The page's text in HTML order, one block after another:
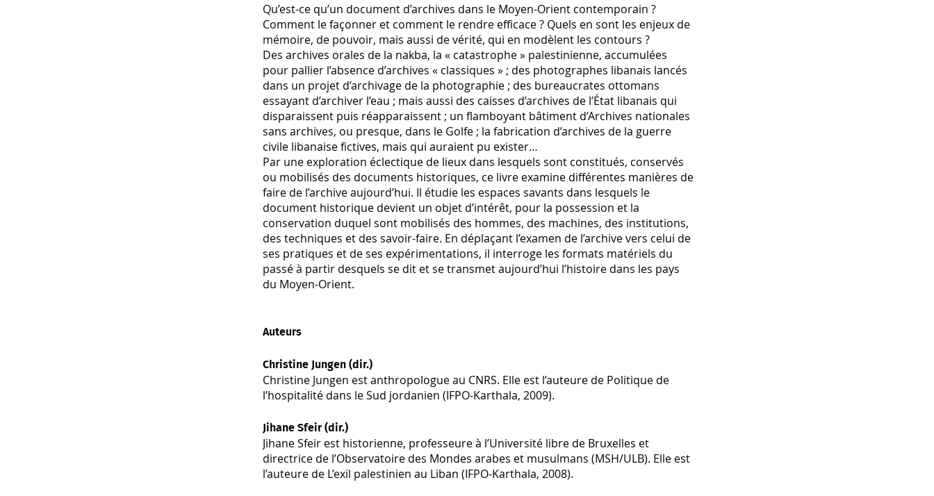
Qu’est-ce qu’un document d’archives dans le Moyen-Orient contemporain ?
Comment le façonner et comment le rendre efficace ? Quels en sont les enjeux de
mémoire, de pouvoir, mais aussi de vérité, qui en modèlent les contours ?
Des archives orales de la nakba, la « catastrophe » palestinienne, accumulées
pour pallier l’absence d’archives « classiques » ; des photographes libanais lancés
dans un projet d’archivage de la photographie ; des bureaucrates ottomans
essayant d’archiver l’eau ; mais aussi des caisses d’archives de l’État libanais qui
disparaissent puis réapparaissent ; un flamboyant bâtiment d’Archives nationales
sans archives, ou presque, dans le Golfe ; la fabrication d’archives de la guerre
civile libanaise fictives, mais qui auraient pu exister…
Par une exploration éclectique de lieux dans lesquels sont constitués, conservés
ou mobilisés des documents historiques, ce livre examine différentes manières de
faire de l’archive aujourd’hui. Il étudie les espaces savants dans lesquels le
document historique devient un objet d’intérêt, pour la possession et la
conservation duquel sont mobilisés des hommes, des machines, des institutions,
des techniques et des savoir-faire. En déplaçant l’examen de l’archive vers celui de
ses pratiques et de ses expérimentations, il interroge les formats matériels du
passé à partir desquels se dit et se transmet aujourd’hui l’histoire dans les pays
du Moyen-Orient.
Auteurs
Christine Jungen (dir.)
Christine Jungen est anthropologue au CNRS. Elle est l’auteure de Politique de
l’hospitalité dans le Sud jordanien (IFPO-Karthala, 2009).
Jihane Sfeir (dir.)
Jihane Sfeir est historienne, professeure à l’Université libre de Bruxelles et
directrice de l’Observatoire des Mondes arabes et musulmans (MSH/ULB). Elle est
l’auteure de L’exil palestinien au Liban (IFPO-Karthala, 2008).